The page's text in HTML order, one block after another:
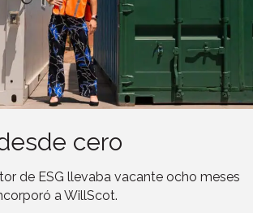
cero
de ESG llevaba vacante ocho meses
a WillScot.